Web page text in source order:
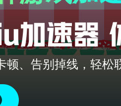
顿、告别掉线，轻松